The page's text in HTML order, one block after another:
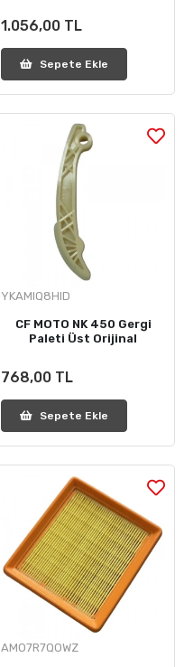
1.056,00 TL
Sepete Ekle
YKAMIQ8HID
CF MOTO NK 450 Gergi
Paleti Üst Orijinal
768,00 TL
Sepete Ekle
AMO7R7QOWZ